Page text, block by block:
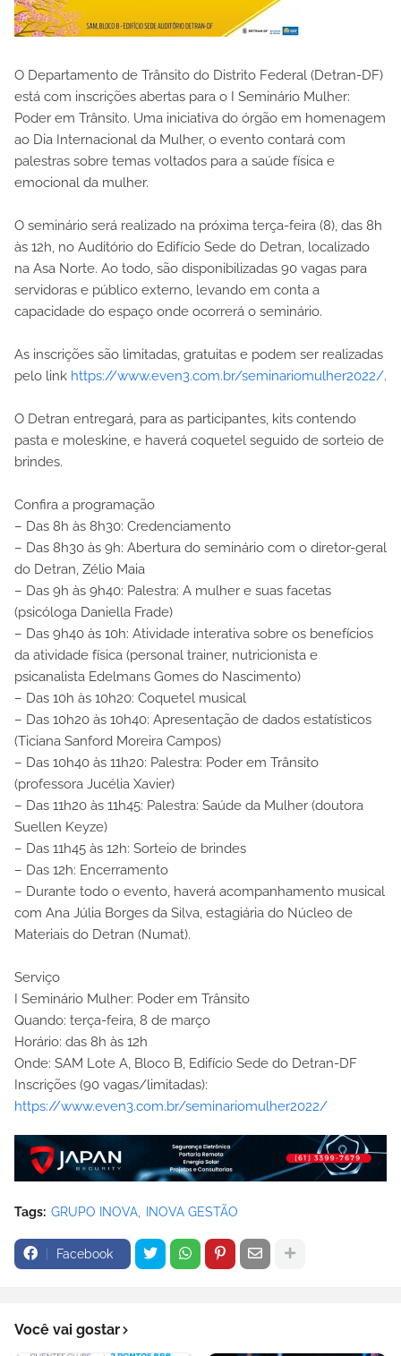
O Departamento de Trânsito do Distrito Federal (Detran-DF)
está com inscrições abertas para o I Seminário Mulher:
Poder em Trânsito. Uma iniciativa do órgão em homenagem
ao Dia Internacional da Mulher, o evento contará com
palestras sobre temas voltados para a saúde física e
emocional da mulher.
O seminário será realizado na próxima terça-feira (8), das 8h
às 12h, no Auditório do Edifício Sede do Detran, localizado
na Asa Norte. Ao todo, são disponibilizadas 90 vagas para
servidoras e público externo, levando em conta a
capacidade do espaço onde ocorrerá o seminário.
As inscrições são limitadas, gratuitas e podem ser realizadas
pelo link https://www.even3.com.br/seminariomulher2022/.
O Detran entregará, para as participantes, kits contendo
pasta e moleskine, e haverá coquetel seguido de sorteio de
brindes.
Confira a programação
– Das 8h às 8h30: Credenciamento
– Das 8h30 às 9h: Abertura do seminário com o diretor-geral
do Detran, Zélio Maia
– Das 9h às 9h40: Palestra: A mulher e suas facetas
(psicóloga Daniella Frade)
– Das 9h40 às 10h: Atividade interativa sobre os benefícios
da atividade física (personal trainer, nutricionista e
psicanalista Edelmans Gomes do Nascimento)
– Das 10h às 10h20: Coquetel musical
– Das 10h20 às 10h40: Apresentação de dados estatísticos
(Ticiana Sanford Moreira Campos)
– Das 10h40 às 11h20: Palestra: Poder em Trânsito
(professora Jucélia Xavier)
– Das 11h20 às 11h45: Palestra: Saúde da Mulher (doutora
Suellen Keyze)
– Das 11h45 às 12h: Sorteio de brindes
– Das 12h: Encerramento
– Durante todo o evento, haverá acompanhamento musical
com Ana Júlia Borges da Silva, estagiária do Núcleo de
Materiais do Detran (Numat).
Serviço
I Seminário Mulher: Poder em Trânsito
Quando: terça-feira, 8 de março
Horário: das 8h às 12h
Onde: SAM Lote A, Bloco B, Edifício Sede do Detran-DF
Inscrições (90 vagas/limitadas):
https://www.even3.com.br/seminariomulher2022/
Tags: GRUPO INOVA INOVA GESTÃO
Facebook
Você vai gostar